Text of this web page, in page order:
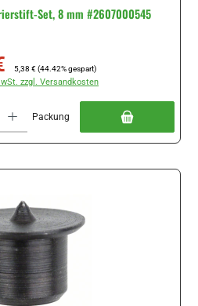
Set, 8 mm #2607000545
5,38 € (44.42% gespart)
zzgl. Versandkosten
Packung